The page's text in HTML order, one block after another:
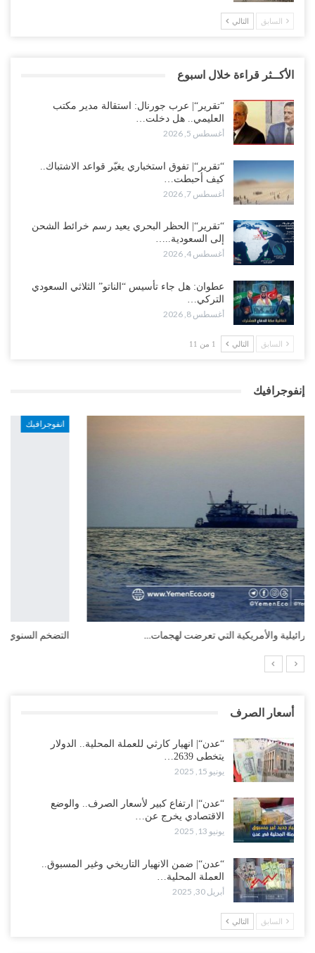
السابق التالي
الأكــثر قراءة خلال اسبوع
“تقرير“| عرب جورنال: استقالة مدير مكتب
العليمي.. هل دخلت…
أغسطس 5, 2026
“تقرير“| تفوق استخباري يغيّر قواعد الاشتباك..
كيف أحبطت…
أغسطس 7, 2026
“تقرير“| الحظر البحري يعيد رسم خرائط الشحن
إلى السعودية..…
أغسطس 4, 2026
عطوان: هل جاء تأسيس “الناتو” الثلاثي السعودي
التركي…
أغسطس 8, 2026
السابق التالي 1 من 11
إنفوجرافيك
التضخم السنوي لمنطقة اليورو.. “إنفوجرافيك“..!
أسعار الصرف
“عدن“| انهيار كارثي للعملة المحلية.. الدولار
يتخطى 2639…
يونيو 15, 2025
“عدن“| ارتفاع كبير لأسعار الصرف.. والوضع
الاقتصادي يخرج عن…
يونيو 13, 2025
“عدن“| ضمن الانهيار التاريخي وغير المسبوق..
العملة المحلية…
أبريل 30, 2025
السابق التالي